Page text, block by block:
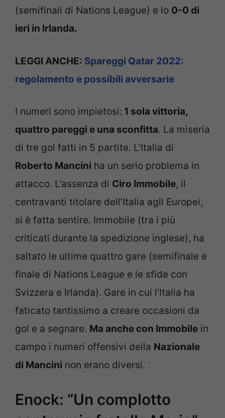
(semifinali di Nations League) e lo 0-0 di
ieri in Irlanda.
LEGGI ANCHE: Spareggi Qatar 2022:
regolamento e possibili avversarie
I numeri sono impietosi: 1 sola vittoria,
quattro pareggi e una sconfitta. La miseria
di tre gol fatti in 5 partite. L’Italia di
Roberto Mancini ha un serio problema in
attacco. L’assenza di Ciro Immobile, il
centravanti titolare dell’Italia agli Europei,
si è fatta sentire. Immobile (tra i più
criticati durante la spedizione inglese), ha
saltato le ultime quattro gare (semifinale e
finale di Nations League e le sfide con
Svizzera e Irlanda). Gare in cui l’Italia ha
faticato tantissimo a creare occasioni da
gol e a segnare. Ma anche con Immobile in
campo i numeri offensivi della Nazionale
di Mancini non erano diversi.
Enock: “Un complotto